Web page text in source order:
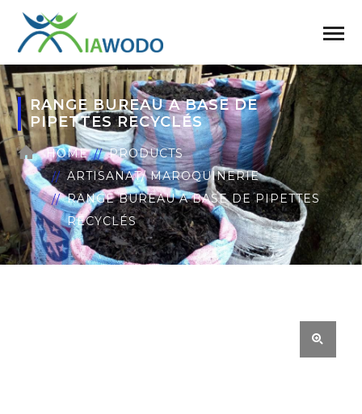
RANGE BUREAU A BASE DE
PIPETTES RECYCLÉS
HOME
PRODUCTS
ARTISANAT/ MAROQUINERIE
RANGE BUREAU A BASE DE PIPETTES
RECYCLÉS